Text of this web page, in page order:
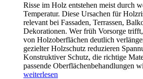
Risse im Holz entstehen meist durch
Temperatur. Diese Ursachen für
relevant bei Fassaden, Terrassen,
Dekorationen. Wer früh Vorsorge
von Holzoberflächen deutlich
gezielter Holzschutz reduzieren
Konstruktiver Schutz, die richtige
passende Oberflächenbehandlungen
weiterlesen